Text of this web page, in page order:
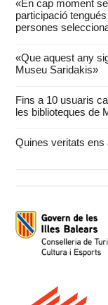
«En cap moment
participació
persones
«Que aquest any
Museu Saridakis»
Fins a 10 usuaris
les biblioteques de
Quines veritats ens